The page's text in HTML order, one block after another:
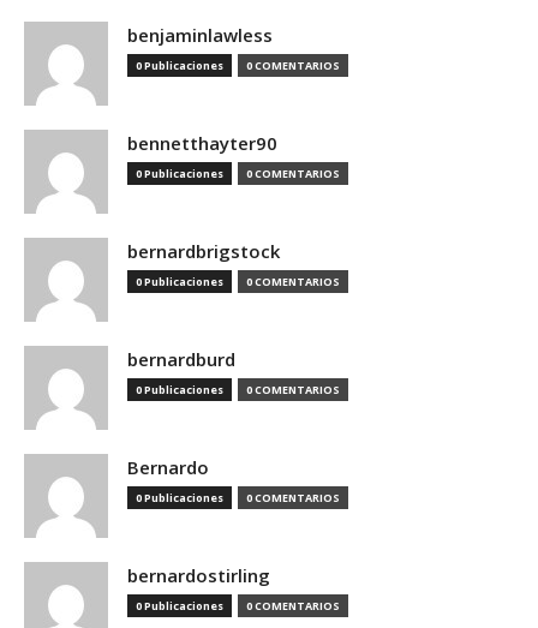
benjaminlawless
0 Publicaciones 0 COMENTARIOS
bennetthayter90
0 Publicaciones 0 COMENTARIOS
bernardbrigstock
0 Publicaciones 0 COMENTARIOS
bernardburd
0 Publicaciones 0 COMENTARIOS
Bernardo
0 Publicaciones 0 COMENTARIOS
bernardostirling
0 Publicaciones 0 COMENTARIOS